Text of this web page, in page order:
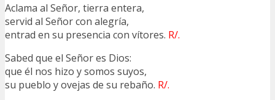
Aclama al Señor, tierra entera,
servid al Señor con alegría,
entrad en su presencia con vítores. R/.
Sabed que el Señor es Dios:
que él nos hizo y somos suyos,
su pueblo y ovejas de su rebaño. R/.